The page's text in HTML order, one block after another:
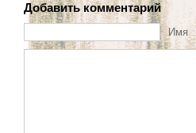
Добавить комментарий
Имя